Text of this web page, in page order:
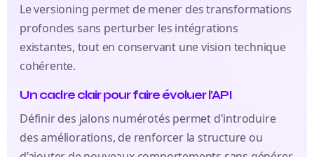
Le versioning permet de mener des transformations
profondes sans perturber les intégrations
existantes, tout en conservant une vision technique
cohérente.
Un cadre clair pour faire évoluer l’API
Définir des jalons numérotés permet d'introduire
des améliorations, de renforcer la structure ou